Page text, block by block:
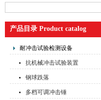
产品目录 Product catalog
耐冲击试验检测设备
抗机械冲击试验装置
钢球跌落
多档可调冲击锤